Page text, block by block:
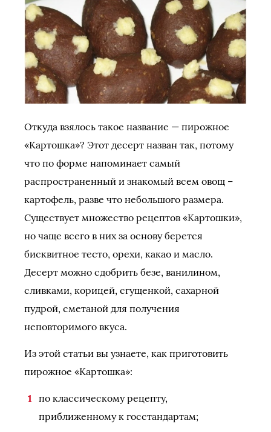
Откуда взялось такое название — пирожное
«Картошка»? Этот десерт назван так, потому
что по форме напоминает самый
распространенный и знакомый всем овощ –
картофель, разве что небольшого размера.
Существует множество рецептов «Картошки»,
но чаще всего в них за основу берется
бисквитное тесто, орехи, какао и масло.
Десерт можно сдобрить безе, ванилином,
сливками, корицей, сгущенкой, сахарной
пудрой, сметаной для получения
неповторимого вкуса.
Из этой статьи вы узнаете, как приготовить
пирожное «Картошка»:
по классическому рецепту,
приближенному к госстандартам;